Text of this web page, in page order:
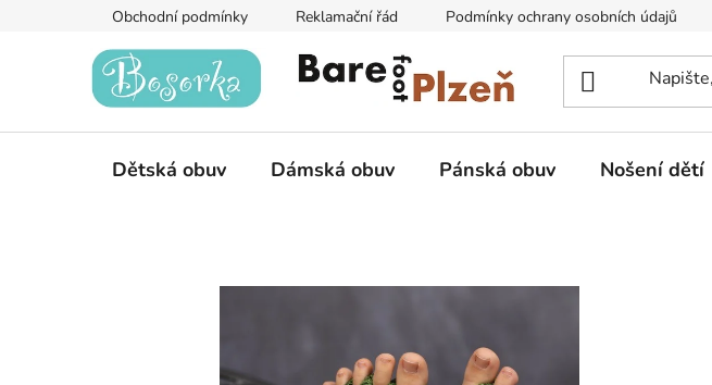
Obchodní podmínky Reklamační řád Podmínky ochrany osobních údajů
Dětská obuv Dámská obuv Pánská obuv Nošení dětí